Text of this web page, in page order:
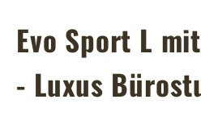
Evo Sport L
- Luxus